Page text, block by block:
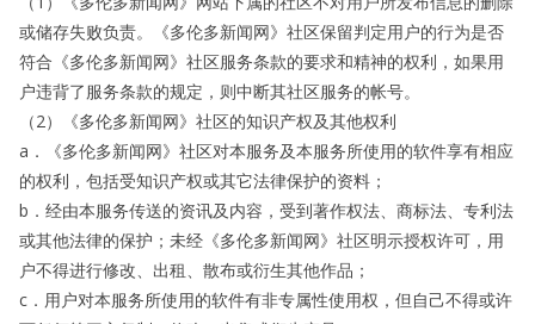
或储存失败负责。《多伦多新闻网》社区保留判定用户的行为是否
符合《多伦多新闻网》社区服务条款的要求和精神的权利，如果用
户违背了服务条款的规定，则中断其社区服务的帐号。
（2）《多伦多新闻网》社区的知识产权及其他权利
a．《多伦多新闻网》社区对本服务及本服务所使用的软件享有相应
的权利，包括受知识产权或其它法律保护的资料；
b．经由本服务传送的资讯及内容，受到著作权法、商标法、专利法
或其他法律的保护；未经《多伦多新闻网》社区明示授权许可，用
户不得进行修改、出租、散布或衍生其他作品；
c．用户对本服务所使用的软件有非专属性使用权，但自己不得或许